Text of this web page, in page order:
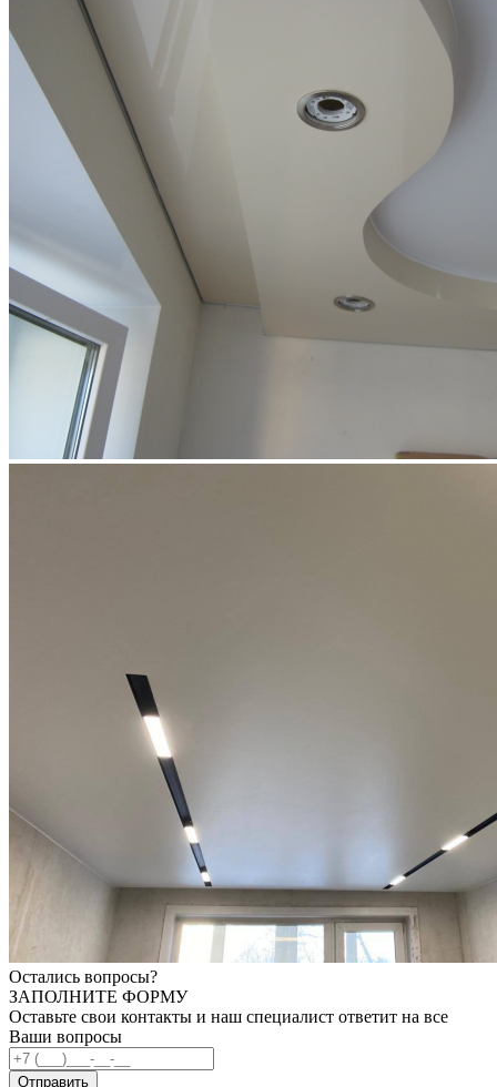
Остались вопросы?
ЗАПОЛНИТЕ ФОРМУ
Оставьте свои контакты и наш специалист ответит на все
Ваши вопросы